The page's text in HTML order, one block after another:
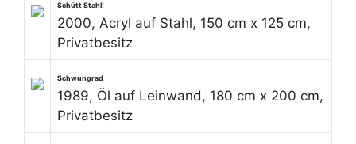
Schütt Stahl!
2000, Acryl auf Stahl, 150 cm x 125 cm,
Privatbesitz
Schwungrad
1989, Öl auf Leinwand, 180 cm x 200 cm,
Privatbesitz